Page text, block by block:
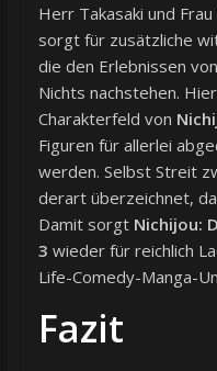
Herr Takasaki und
sorgt für zusätzliche
die den Erlebnissen
Nichts nachstehen.
Charakterfeld von
Figuren für allerlei
werden. Selbst Streit
derart überzeichnet,
Damit sorgt Nichijou:
3 wieder für reichlich
Life-Comedy-Manga-
Fazit